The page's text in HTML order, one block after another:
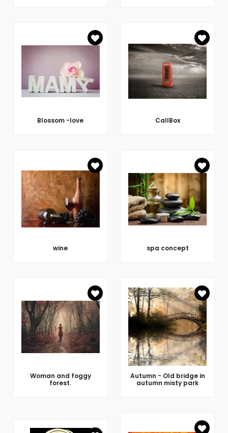
Blossom -love CallBox
wine spa concept
Woman and foggy
forest.
Autumn - Old bridge in
autumn misty park